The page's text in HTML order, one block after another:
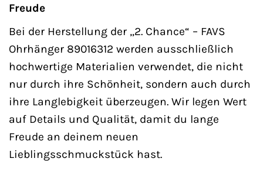
Freude
Bei der Herstellung der „2. Chance“ – FAVS
Ohrhänger 89016312 werden ausschließlich
hochwertige Materialien verwendet, die nicht
nur durch ihre Schönheit, sondern auch durch
ihre Langlebigkeit überzeugen. Wir legen Wert
auf Details und Qualität, damit du lange
Freude an deinem neuen
Lieblingsschmuckstück hast.